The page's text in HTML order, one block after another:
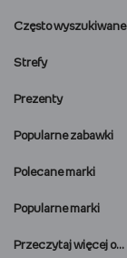
Często wyszukiwane
Strefy
Prezenty
Popularne zabawki
Polecane marki
Popularne marki
Przeczytaj więcej o…
O nas